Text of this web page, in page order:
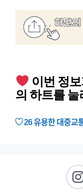
이번 정
의 하트를 눌
26유용한 대중교